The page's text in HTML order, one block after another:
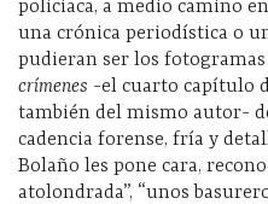
policiaca, a medio camino
una crónica periodística o
pudieran ser los fotogramas
crímenes -el cuarto capítulo
también del mismo autor-
cadencia forense, fría y
Bolaño les pone cara,
atolondrada”, “unos